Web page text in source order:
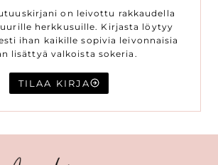
on leivottu rakkaudella
herkkusuille. Kirjasta löytyy
ihan kaikille sopivia leivonnaisia
lisättyä valkoista sokeria.
TILAA KIRJA